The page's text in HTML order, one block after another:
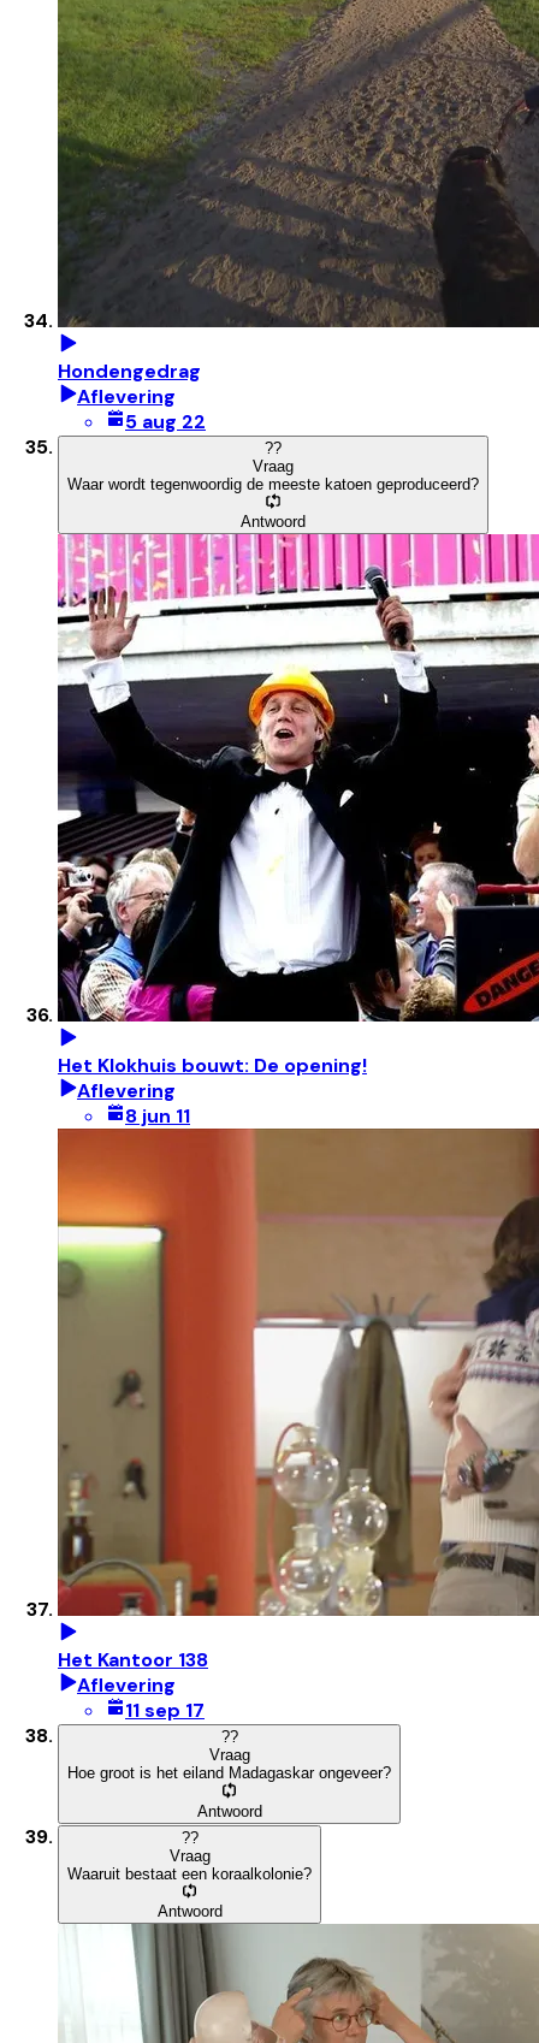
Hondengedrag
Aflevering
5 aug 22
??
Vraag
Waar wordt tegenwoordig de meeste katoen geproduceerd?
Antwoord
Het Klokhuis bouwt: De opening!
Aflevering
8 jun 11
Het Kantoor 138
Aflevering
11 sep 17
??
Vraag
Hoe groot is het eiland Madagaskar ongeveer?
Antwoord
??
Vraag
Waaruit bestaat een koraalkolonie?
Antwoord